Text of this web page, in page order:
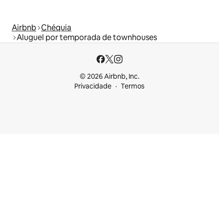
Airbnb Chéquia
Aluguel por temporada de townhouses
© 2026 Airbnb, Inc.
Privacidade
Termos